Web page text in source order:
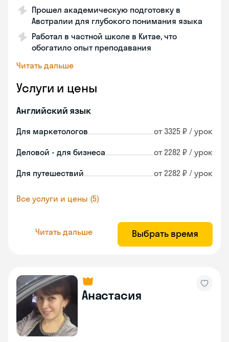
Прошел академическую подготовку в
Австралии для глубокого понимания языка
Работал в частной школе в Китае, что
обогатило опыт преподавания
Читать дальше
Услуги и цены
Английский язык
Для маркетологов от 3325 ₽ / урок
Деловой - для бизнеса от 2282 ₽ / урок
Для путешествий от 2282 ₽ / урок
Все услуги и цены (5)
Читать дальше Выбрать время
Анастасия